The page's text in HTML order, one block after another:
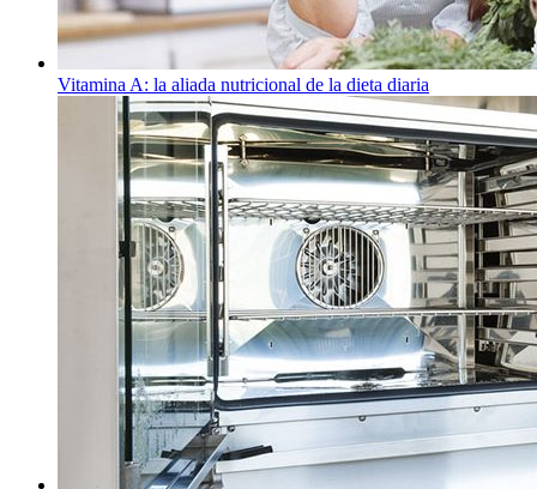
Vitamina A: la aliada nutricional de la dieta diaria